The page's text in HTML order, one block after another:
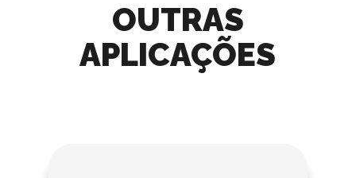
OUTRAS
APLICAÇÕES